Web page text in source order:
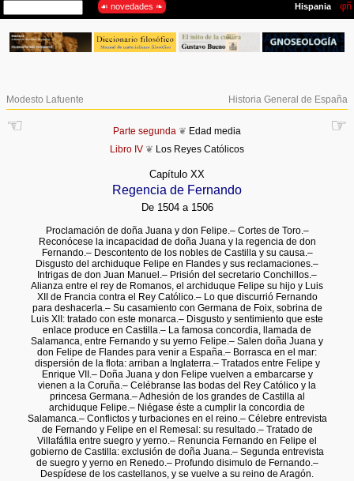
Modesto Lafuente Historia General de España
☜ ☞
Parte segunda ❦ Edad media
Libro IV ❦ Los Reyes Católicos
Capítulo XX
Regencia de Fernando
De 1504 a 1506
Proclamación de doña Juana y don Felipe.– Cortes de Toro.–
Reconócese la incapacidad de doña Juana y la regencia de don
Fernando.– Descontento de los nobles de Castilla y su causa.–
Disgusto del archiduque Felipe en Flandes y sus reclamaciones.–
Intrigas de don Juan Manuel.– Prisión del secretario Conchillos.–
Alianza entre el rey de Romanos, el archiduque Felipe su hijo y Luis
XII de Francia contra el Rey Católico.– Lo que discurrió Fernando
para deshacerla.– Su casamiento con Germana de Foix, sobrina de
Luis XII: tratado con este monarca.– Disgusto y sentimiento que este
enlace produce en Castilla.– La famosa concordia, llamada de
Salamanca, entre Fernando y su yerno Felipe.– Salen doña Juana y
don Felipe de Flandes para venir a España.– Borrasca en el mar:
dispersión de la flota: arriban a Inglaterra.– Tratados entre Felipe y
Enrique VII.– Doña Juana y don Felipe vuelven a embarcarse y
vienen a la Coruña.– Celébranse las bodas del Rey Católico y la
princesa Germana.– Adhesión de los grandes de Castilla al
archiduque Felipe.– Niégase éste a cumplir la concordia de
Salamanca.– Conflictos y turbaciones en el reino.– Célebre entrevista
de Fernando y Felipe en el Remesal: su resultado.– Tratado de
Villafáfila entre suegro y yerno.– Renuncia Fernando en Felipe el
gobierno de Castilla: exclusión de doña Juana.– Segunda entrevista
de suegro y yerno en Renedo.– Profundo disimulo de Fernando.–
Despídese de los castellanos, y se vuelve a su reino de Aragón.